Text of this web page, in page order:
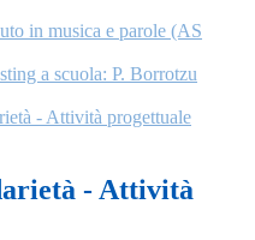
in musica e parole (AS
a scuola: P. Borrotzu
- Attività progettuale
- Attività